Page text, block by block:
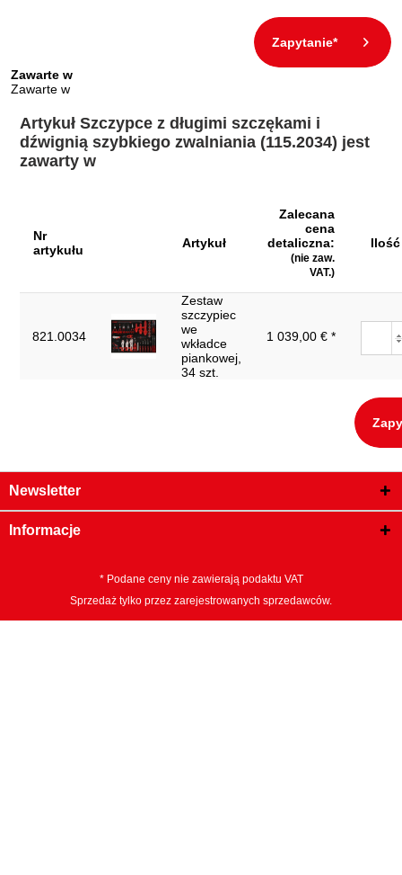
Zapytanie*
Zawarte w
Zawarte w
Artykuł Szczypce z długimi szczękami i
dźwignią szybkiego zwalniania (115.2034) jest
zawarty w
Nr
artykułu
Artykuł
Zalecana
cena
detaliczna:
(nie zaw.
VAT.)
Ilość
821.0034
Zestaw
szczypiec
we
wkładce
piankowej,
34 szt.
1 039,00 € *
Newsletter
Informacje
* Podane ceny nie zawierają podaktu VAT
Sprzedaż tylko przez zarejestrowanych sprzedawców.